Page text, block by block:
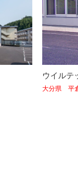
ウイルテ
大分県 平